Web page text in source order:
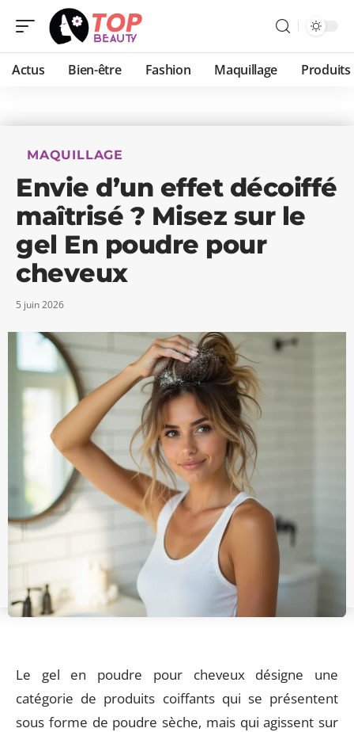
Actus Bien-être Fashion Maquillage Produits
MAQUILLAGE
Envie d’un effet décoiffé
maîtrisé ? Misez sur le
gel En poudre pour
cheveux
5 juin 2026
Le gel en poudre pour cheveux désigne une
catégorie de produits coiffants qui se présentent
sous forme de poudre sèche, mais qui agissent sur